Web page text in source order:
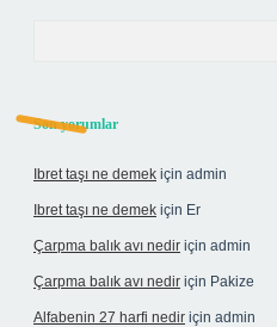
Son yorumlar
Ibret taşı ne demek için admin
Ibret taşı ne demek için Er
Çarpma balık avı nedir için admin
Çarpma balık avı nedir için Pakize
Alfabenin 27 harfi nedir için admin